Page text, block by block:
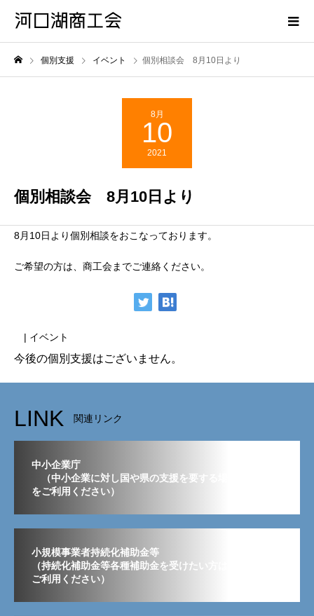
個別支援 イベント 個別相談会 8月10日より
8月
10
2021
個別相談会 8月10日より
8月10日より個別相談をおこなっております。
ご希望の方は、商工会までご連絡ください。
| イベント
今後の個別支援はございません。
LINK 関連リンク
中小企業庁
（中小企業に対し国や県の支援を要する場合はこちら
をご利用ください）
小規模事業者持続化補助金等
（持続化補助金等各種補助金を受けたい方はこちらから
ご利用ください）